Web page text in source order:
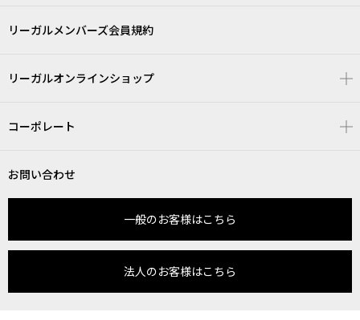
リーガルメンバーズ会員規約
リーガルオンラインショップ
コーポレート
お問い合わせ
一般のお客様はこちら
法人のお客様はこちら